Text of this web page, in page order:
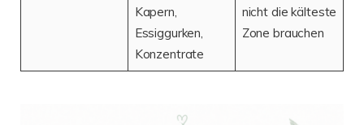
Kapern,
Essiggurken,
Konzentrate
nicht die kälteste
Zone brauchen